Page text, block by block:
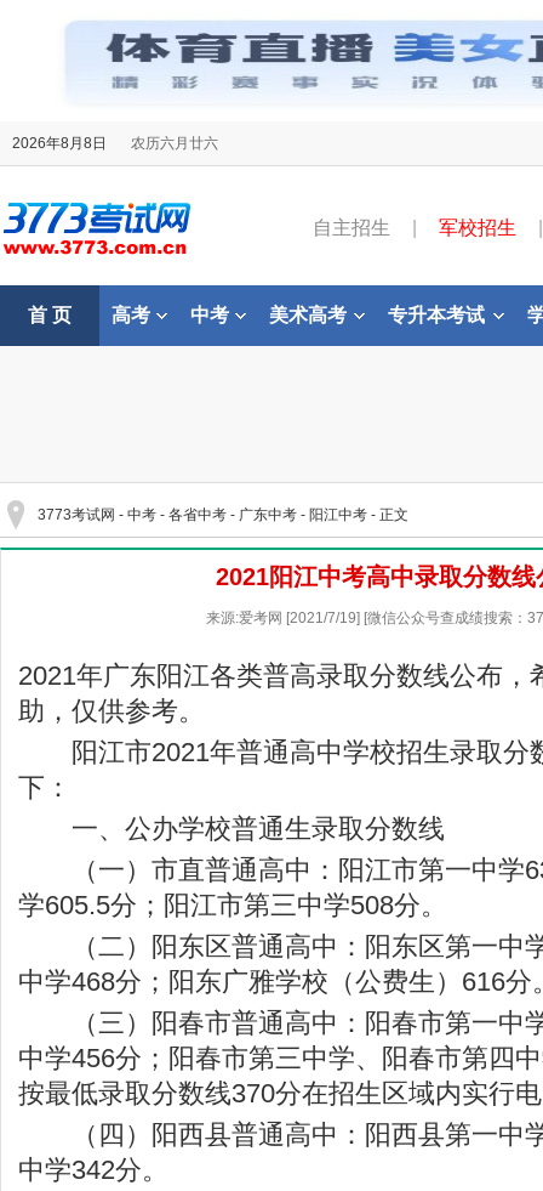
2026年8月8日 农历六月廿六
自主招生 军校招生
首 页 高考 中考 美术高考 专升本考试
3773考试网 - 中考 - 各省中考 - 广东中考 - 阳江中考 - 正文
2021阳江中考高中录取分数线
来源:爱考网 [2021/7/19] [微信公众号查成绩搜索：
2021年广东阳江各类普高录取分数线公布，
助，仅供参考。
阳江市2021年普通高中学校招生录取分
下：
一、公办学校普通生录取分数线
（一）市直普通高中：阳江市第一中学
学605.5分；阳江市第三中学508分。
（二）阳东区普通高中：阳东区第一中
中学468分；阳东广雅学校（公费生）616分
（三）阳春市普通高中：阳春市第一中
中学456分；阳春市第三中学、阳春市第四
按最低录取分数线370分在招生区域内实行
（四）阳西县普通高中：阳西县第一中
中学342分。